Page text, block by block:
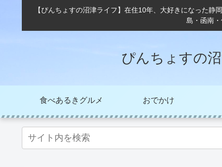
【ぴんちょすの沼津ライフ】在住10年、大好きになった
島・函南
ぴんちょすの
食べあるきグルメ おでかけ